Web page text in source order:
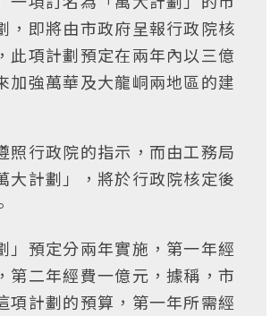
，即將由市政府呈報行政院核
此項計劃預定在兩年內以三億
加強萬華及大龍峒兩地區的建
照行政院的指示，而由工務局
大計劃」，將於行政院核定後
」預定分兩年實施，第一年經
第二年經費一億元，據稱，市
項計劃的預算，第一年所需經